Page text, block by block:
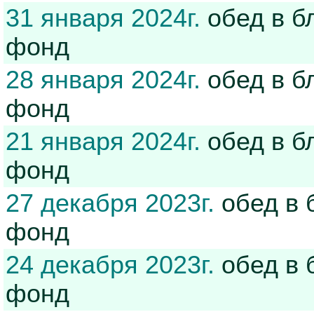
31 января 2024г. обед в
фонд
28 января 2024г. обед в
фонд
21 января 2024г. обед в
фонд
27 декабря 2023г. обед в
фонд
24 декабря 2023г. обед в
фонд